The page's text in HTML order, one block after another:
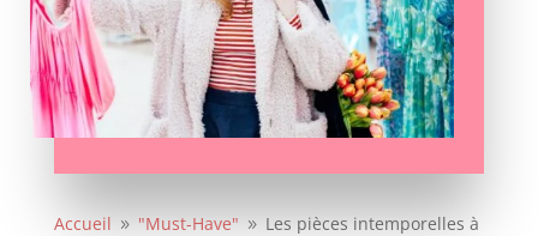
Accueil 9 "Must-Have" 9 Les pièces intemporelles à